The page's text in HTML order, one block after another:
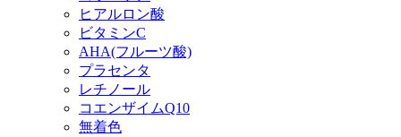
ヒアルロン酸
ビタミンC
AHA(フルーツ酸)
プラセンタ
レチノール
コエンザイムQ10
無着色